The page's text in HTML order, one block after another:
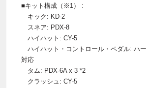
■キット構成（※1） :
キック: KD-2
スネア: PDX-8
ハイハット: CY-5
ハイハット・コントロール・ペダル: ハ
対応
タム: PDX-6A x 3 *2
クラッシュ: CY-5